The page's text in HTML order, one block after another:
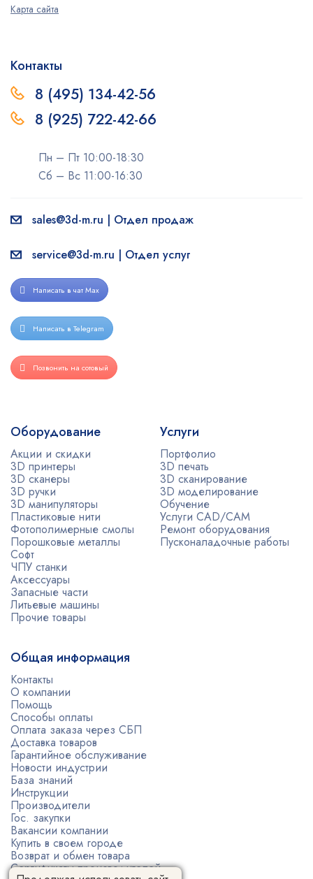
Карта сайта
Контакты
8 (495) 134-42-56
8 (925) 722-42-66
Пн – Пт 10:00-18:30
Сб – Вс 11:00-16:30
sales@3d-m.ru | Отдел продаж
service@3d-m.ru | Отдел услуг
Написать в чат Max
Написать в Telegram
Позвонить на сотовый
Оборудование
Акции и скидки
3D принтеры
3D сканеры
3D ручки
3D манипуляторы
Пластиковые нити
Фотополимерные смолы
Порошковые металлы
Софт
ЧПУ станки
Аксессуары
Запасные части
Литьевые машины
Прочие товары
Услуги
Портфолио
3D печать
3D сканирование
3D моделирование
Обучение
Услуги CAD/CAM
Ремонт оборудования
Пусконаладочные работы
Общая информация
Контакты
О компании
Помощь
Способы оплаты
Оплата заказа через СБП
Доставка товаров
Гарантийное обслуживание
Новости индустрии
База знаний
Инструкции
Производители
Гос. закупки
Вакансии компании
Купить в своем городе
Возврат и обмен товара
Сертификаты производителей